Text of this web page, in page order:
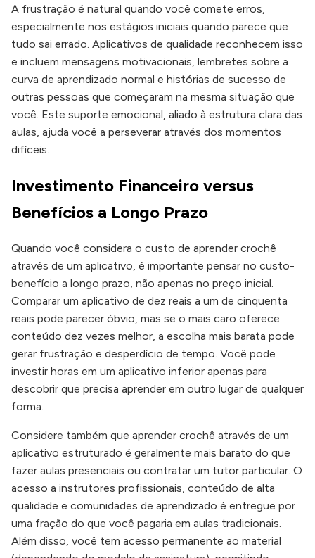
A frustração é natural quando você comete erros,
especialmente nos estágios iniciais quando parece que
tudo sai errado. Aplicativos de qualidade reconhecem isso
e incluem mensagens motivacionais, lembretes sobre a
curva de aprendizado normal e histórias de sucesso de
outras pessoas que começaram na mesma situação que
você. Este suporte emocional, aliado à estrutura clara das
aulas, ajuda você a perseverar através dos momentos
difíceis.
Investimento Financeiro versus
Benefícios a Longo Prazo
Quando você considera o custo de aprender crochê
através de um aplicativo, é importante pensar no custo-
benefício a longo prazo, não apenas no preço inicial.
Comparar um aplicativo de dez reais a um de cinquenta
reais pode parecer óbvio, mas se o mais caro oferece
conteúdo dez vezes melhor, a escolha mais barata pode
gerar frustração e desperdício de tempo. Você pode
investir horas em um aplicativo inferior apenas para
descobrir que precisa aprender em outro lugar de qualquer
forma.
Considere também que aprender crochê através de um
aplicativo estruturado é geralmente mais barato do que
fazer aulas presenciais ou contratar um tutor particular. O
acesso a instrutores profissionais, conteúdo de alta
qualidade e comunidades de aprendizado é entregue por
uma fração do que você pagaria em aulas tradicionais.
Além disso, você tem acesso permanente ao material